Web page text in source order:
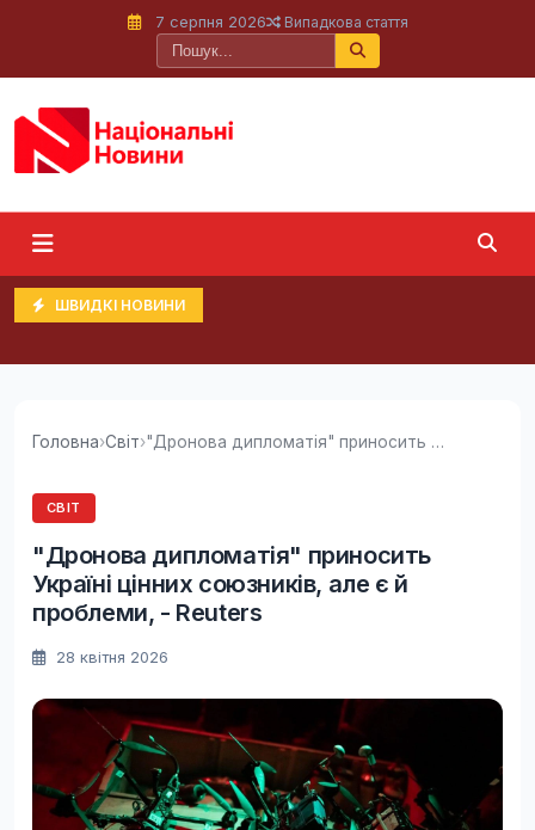
7 серпня 2026 Випадкова стаття
ШВИДКІ НОВИНИ
Головна›Світ› "Дронова дипломатія" приносить Україні цінних...
СВІТ
"Дронова дипломатія" приносить
Україні цінних союзників, але є й
проблеми, - Reuters
28 квітня 2026